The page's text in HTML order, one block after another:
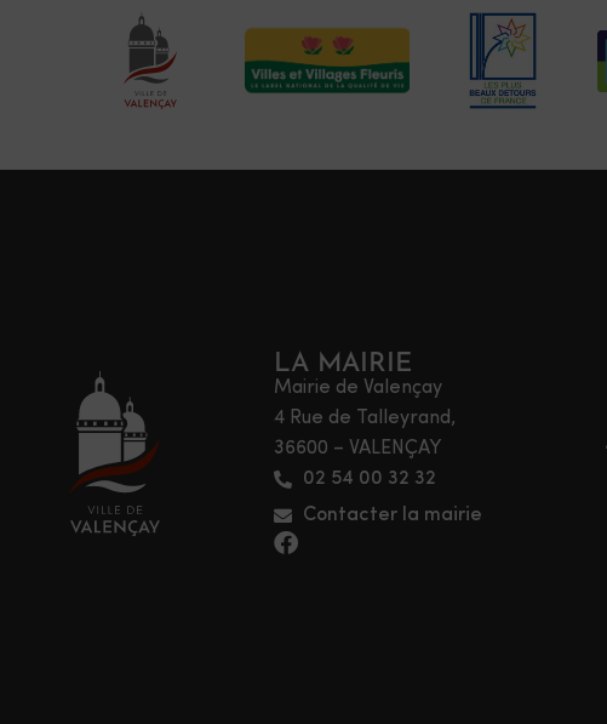
LA MAIRIE
Mairie de Valençay
4 Rue de Talleyrand,
36600 – VALENÇAY
02 54 00 32 32
Contacter la mairie